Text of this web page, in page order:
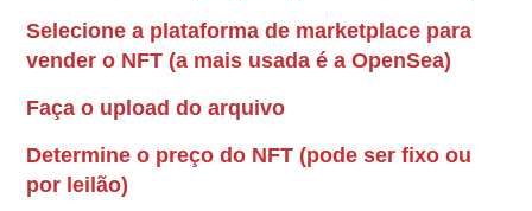
Selecione a plataforma de marketplace para
vender o NFT (a mais usada é a OpenSea)
Faça o upload do arquivo
Determine o preço do NFT (pode ser fixo ou
por leilão)